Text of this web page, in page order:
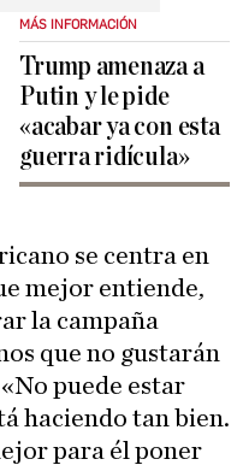
MÁS INFORMACIÓN
Trump amenaza a
Putin y le pide
«acabar ya con esta
guerra ridícula»
se centra en
mejor entiende,
la campaña
que no gustarán
puede estar
haciendo tan bien.
para él poner